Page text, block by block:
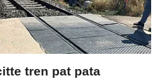
tren pat pata